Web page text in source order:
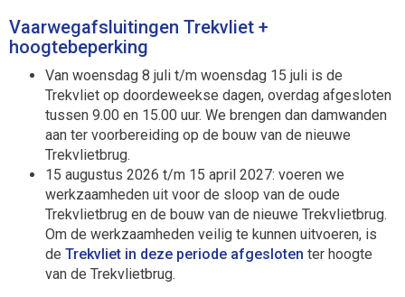
Vaarwegafsluitingen Trekvliet +
hoogtebeperking
Van woensdag 8 juli t/m woensdag 15 juli is de
Trekvliet op doordeweekse dagen, overdag afgesloten
tussen 9.00 en 15.00 uur. We brengen dan damwanden
aan ter voorbereiding op de bouw van de nieuwe
Trekvlietbrug.
15 augustus 2026 t/m 15 april 2027: voeren we
werkzaamheden uit voor de sloop van de oude
Trekvlietbrug en de bouw van de nieuwe Trekvlietbrug.
Om de werkzaamheden veilig te kunnen uitvoeren, is
de Trekvliet in deze periode afgesloten ter hoogte
van de Trekvlietbrug.